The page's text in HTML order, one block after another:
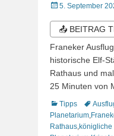
Veröffentlicht
5. September
📤 BEITRAG
Franeker
historische Elf-
Rathaus und
25 Minuten von
Kategorien
Tipps
Planetarium
Rathaus königliche